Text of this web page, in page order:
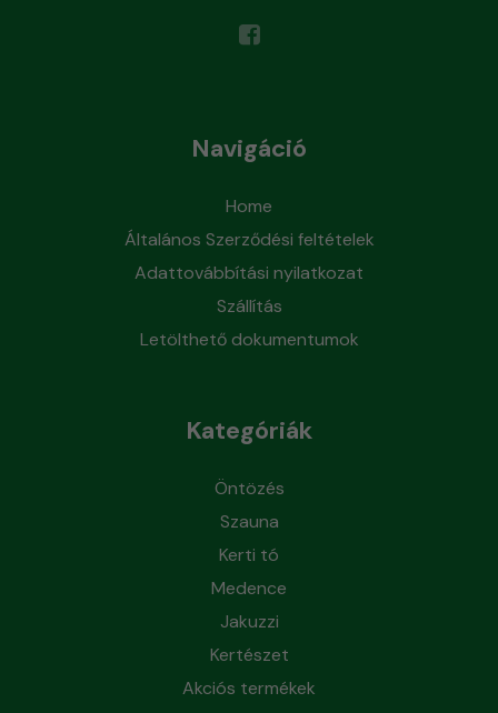
Navigáció
Home
Általános Szerződési feltételek
Adattovábbítási nyilatkozat
Szállítás
Letölthető dokumentumok
Kategóriák
Öntözés
Szauna
Kerti tó
Medence
Jakuzzi
Kertészet
Akciós termékek